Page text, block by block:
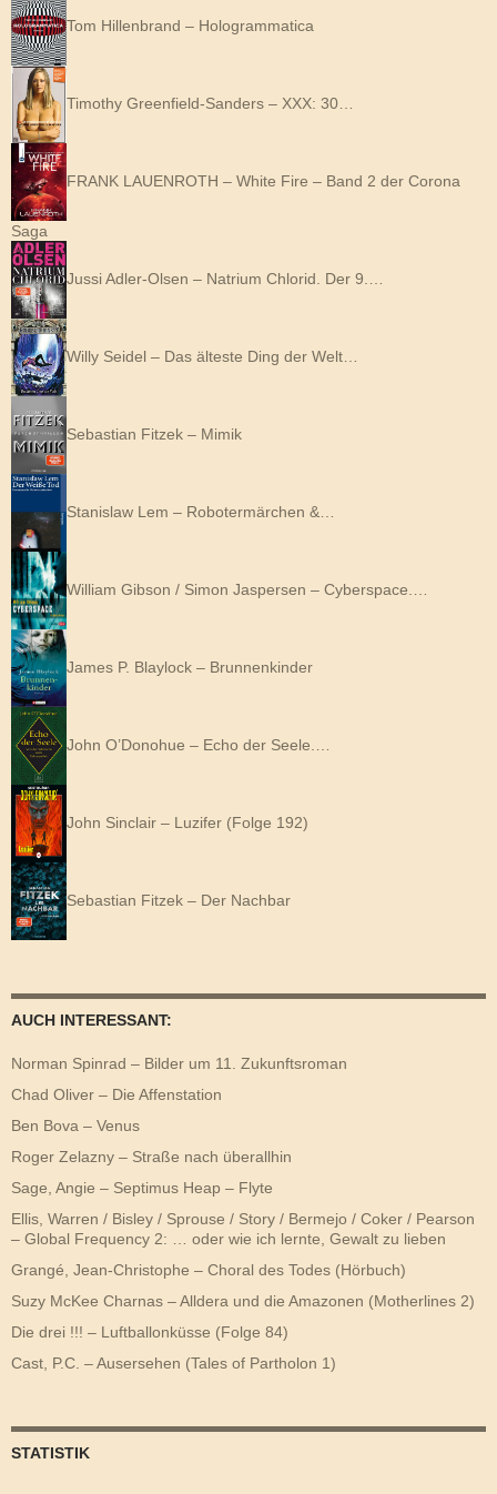
Tom Hillenbrand – Hologrammatica
Timothy Greenfield-Sanders – XXX: 30…
FRANK LAUENROTH – White Fire – Band 2 der Corona
Saga
Jussi Adler-Olsen – Natrium Chlorid. Der 9.…
Willy Seidel – Das älteste Ding der Welt…
Sebastian Fitzek – Mimik
Stanislaw Lem – Robotermärchen &…
William Gibson / Simon Jaspersen – Cyberspace.…
James P. Blaylock – Brunnenkinder
John O’Donohue – Echo der Seele.…
John Sinclair – Luzifer (Folge 192)
Sebastian Fitzek – Der Nachbar
AUCH INTERESSANT:
Norman Spinrad – Bilder um 11. Zukunftsroman
Chad Oliver – Die Affenstation
Ben Bova – Venus
Roger Zelazny – Straße nach überallhin
Sage, Angie – Septimus Heap – Flyte
Ellis, Warren / Bisley / Sprouse / Story / Bermejo / Coker / Pearson
– Global Frequency 2: … oder wie ich lernte, Gewalt zu lieben
Grangé, Jean-Christophe – Choral des Todes (Hörbuch)
Suzy McKee Charnas – Alldera und die Amazonen (Motherlines 2)
Die drei !!! – Luftballonküsse (Folge 84)
Cast, P.C. – Ausersehen (Tales of Partholon 1)
STATISTIK